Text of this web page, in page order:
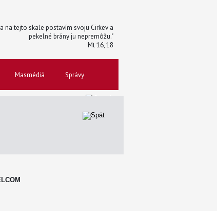
na tejto skale postavím svoju Cirkev a
pekelné brány ju nepremôžu."
Mt 16, 18
Masmédiá Správy